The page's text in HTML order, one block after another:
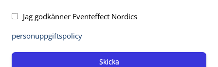
Jag godkänner Eventeffect Nordics
personuppgiftspolicy
Skicka